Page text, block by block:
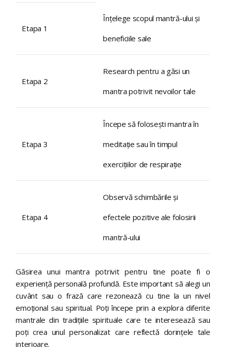
Etapa 1
Înțelege scopul mantră-ului și
beneficiile sale
Etapa 2
Research pentru a găsi un
mantra potrivit nevoilor tale
Etapa 3
Începe să folosești mantra în
meditație sau în timpul
exercițiilor de respirație
Etapa 4
Observă schimbările și
efectele pozitive ale folosirii
mantră-ului
Găsirea unui mantra potrivit pentru tine poate fi o
experiență personală profundă. Este important să alegi un
cuvânt sau o frază care rezonează cu tine la un nivel
emoțional sau spiritual. Poți începe prin a explora diferite
mantrale din tradițiile spirituale care te interesează sau
poți crea unul personalizat care reflectă dorințele tale
interioare.